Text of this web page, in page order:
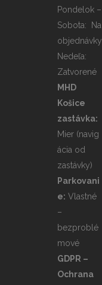
Pondelok –
Sobota: Na
objednávky
Nedeľa:
Zatvorené
MHD
Košice
zastávka:
Mier (navig
ácia od
zastávky)
Parkovani
e: Vlastné
–
bezproblé
mové
GDPR –
Ochrana